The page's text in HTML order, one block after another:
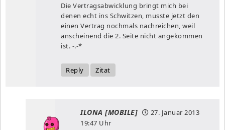
Die Vertragsabwicklung bringt mich bei
denen echt ins Schwitzen, musste jetzt den
einen Vertrag nochmals nachreichen, weil
anscheinend die 2. Seite nicht angekommen
ist. -.-*
Reply Zitat
ILONA [MOBILE]
27. Januar 2013
19:47 Uhr